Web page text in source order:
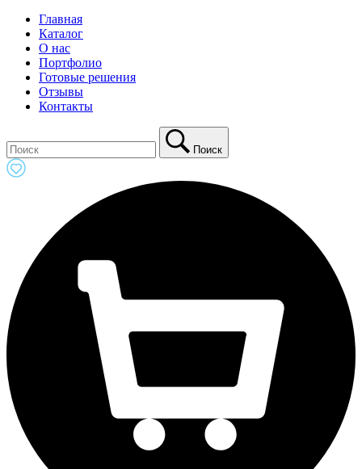
Главная
Каталог
О нас
Портфолио
Готовые решения
Отзывы
Контакты
Поиск